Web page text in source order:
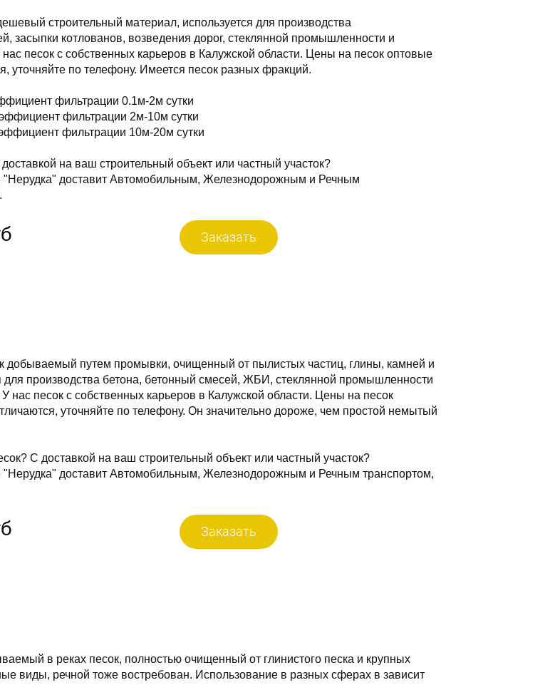
строительный материал, используется для производства
засыпки котлованов, возведения дорог, стеклянной промышленности и
песок с собственных карьеров в Калужской области. Цены на песок оптовые
уточняйте по телефону. Имеется песок разных фракций.
фильтрации 0.1м-2м сутки
фильтрации 2м-10м сутки
фильтрации 10м-20м сутки
на ваш строительный объект или частный участок?
"Нерудка" доставит Автомобильным, Железнодорожным и Речным
Заказать
добываемый путем промывки, очищенный от пылистых частиц, глины, камней и
для производства бетона, бетонный смесей, ЖБИ, стеклянной промышленности
нас песок с собственных карьеров в Калужской области. Цены на песок
уточняйте по телефону. Он значительно дороже, чем простой немытый
С доставкой на ваш строительный объект или частный участок?
доставит Автомобильным, Железнодорожным и Речным транспортом,
Заказать
в реках песок, полностью очищенный от глинистого песка и крупных
виды, речной тоже востребован. Использование в разных сферах в зависит